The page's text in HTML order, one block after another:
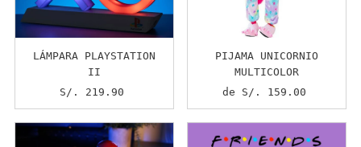
LÁMPARA PLAYSTATION
II
Precio
normal
S/. 219.90
PIJAMA UNICORNIO
MULTICOLOR
Precio
normal
de S/. 159.00